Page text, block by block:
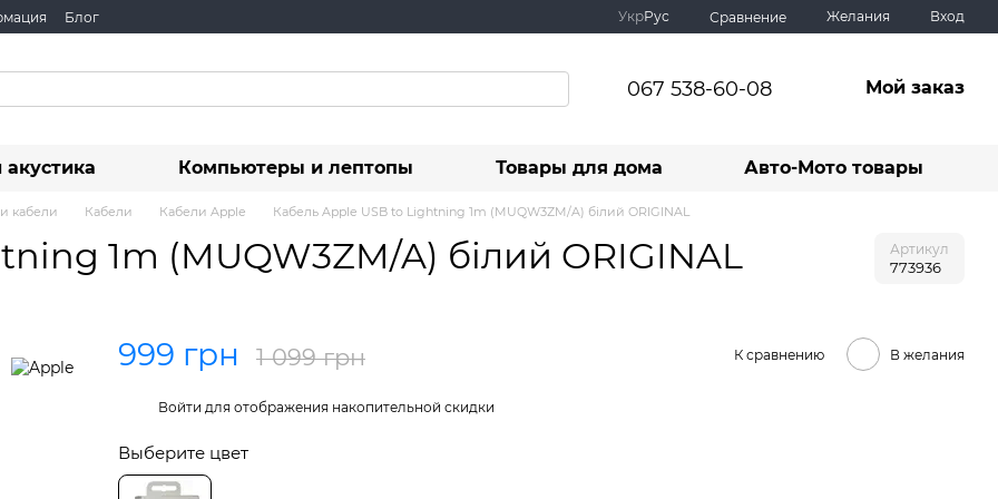
Блог УкрРус Сравнение Желания Вход
067 538-60-08 Мой заказ
Компьютеры и лептопы Товары для дома Авто-Мото товары
кабели Кабели Кабели Apple Кабель Apple USB to Lightning 1m (MUQW3ZM/A) білий ORIGINAL
1m (MUQW3ZM/A) білий ORIGINAL Артикул
773936
999 грн 1 099 грн К сравнению В желания
Войти для отображения накопительной скидки
Выберите цвет